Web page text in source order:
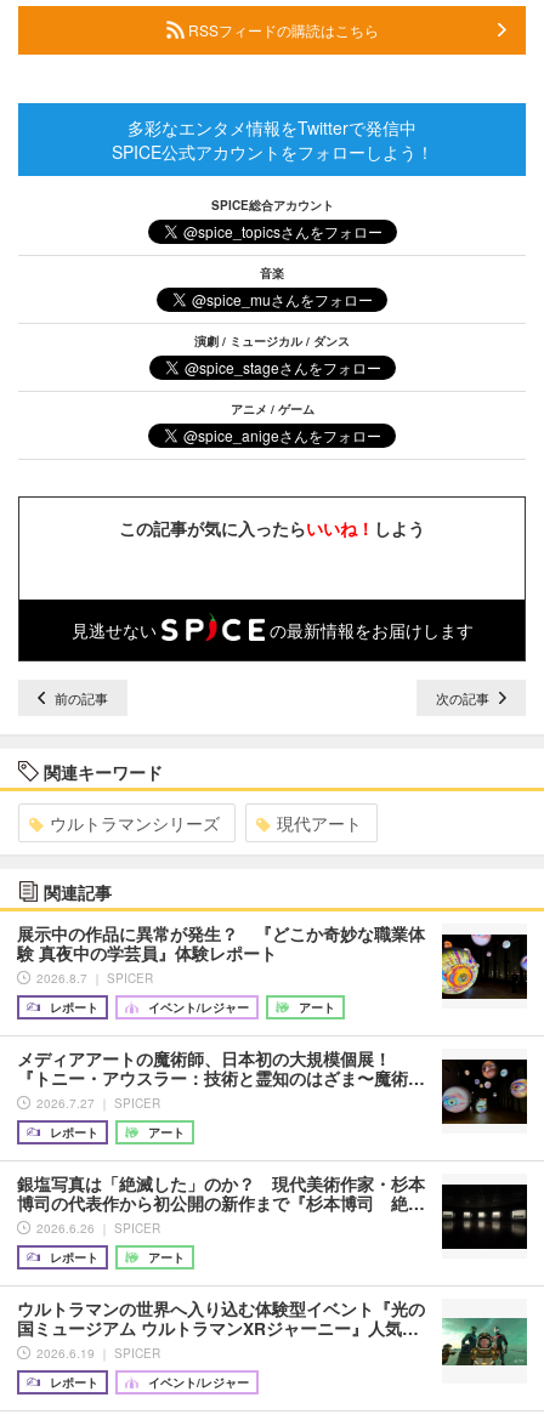
RSSフィードの購読はこちら
多彩なエンタメ情報をTwitterで発信中
SPICE公式アカウントをフォローしよう！
SPICE総合アカウント
音楽
演劇 / ミュージカル / ダンス
アニメ / ゲーム
この記事が気に入ったらいいね！ しよう
見逃せない の最新情報をお届けします
前の記事 次の記事
関連キーワード
ウルトラマンシリーズ 現代アート
関連記事
展示中の作品に異常が発生？ 『どこか奇妙な職業体
験 真夜中の学芸員』体験レポート
2026.8.7 ｜ SPICER
レポート
イベント/レジャー アート
メディアアートの魔術師、日本初の大規模個展！
『トニー・アウスラー：技術と霊知のはざま〜魔術…
2026.7.27 ｜ SPICER
レポート
アート
銀塩写真は「絶滅した」のか？ 現代美術作家・杉本
博司の代表作から初公開の新作まで『杉本博司 絶…
2026.6.26 ｜ SPICER
レポート
アート
ウルトラマンの世界へ入り込む体験型イベント『光の
国ミュージアム ウルトラマンXRジャーニー』人気…
2026.6.19 ｜ SPICER
レポート
イベント/レジャー